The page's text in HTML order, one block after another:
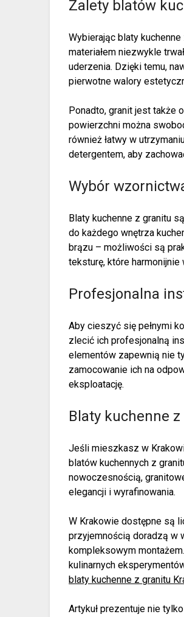
Zalety blatów
Wybierając blaty
materiałem niezwykle
uderzenia. Dzięki temu,
pierwotne walory
Ponadto, granit jest także
powierzchni można
również łatwy w
detergentem, aby
Wybór
Blaty kuchenne z granitu
do każdego wnętrza
brązu – możliwości są
teksturę, które harmonijnie
Profesjonalna
Aby cieszyć się pełnymi
zlecić ich profesjonalną
elementów zapewnią nie
zamocowanie ich na
eksploatację.
Blaty kuchenne
Jeśli mieszkasz w
blatów kuchennych z
nowoczesnością,
elegancji i wyrafinowania.
W Krakowie dostępne są
przyjemnością doradzą w
kompleksowym
kulinarnych
blaty kuchenne z granitu
Artykuł prezentuje nie